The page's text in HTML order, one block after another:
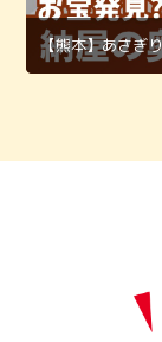
【熊本】あさぎ